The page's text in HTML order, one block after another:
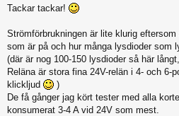
l
g
Tackar tackar!
Strömförbrukningen är lite klurig
som är på och hur många lysdioder som
(där är nog 100-150 lysdioder så här
Reläna är stora fina 24V-relän i 4- och 6-
klickljud
)
De få gånger jag kört tester med alla
konsumerat 3-4 A vid 24V som mest.